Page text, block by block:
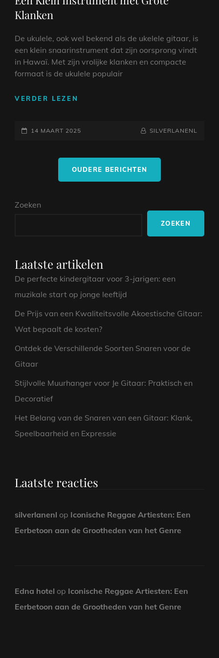
Klanken
De ukulele, ook wel bekend als de ukelele gitaar, is
een klein snaarinstrument dat zijn oorsprong vindt
in Hawaï. Met zijn vrolijke klanken en compacte
formaat is de ukulele populair
VERDER LEZEN
VAN
EEN
KLEIN
GEPLAATST
14 MAART 2025 NAAMREGEL
BYLINE
SILVERLANENL
Berichtnavigatie
OUDERE BERICHTEN
Zoeken
ZOEKEN
Laatste artikelen
De perfecte kindergitaar voor 3-jarigen: een
muzikale start op jonge leeftijd
De Prijs van een Kwaliteitsvolle Akoestische Gitaar:
Wat bepaalt de kosten?
Ontdek de Verschillende Soorten Snaren voor de
Gitaar
Stijlvolle Muurhanger voor Je Gitaar: Praktisch en
Decoratief
Het Belang van de Snaren van een Gitaar: Klank,
Speelbaarheid en Expressie
Laatste reacties
silverlanenl op Iconische Reggae Artiesten: Een
Eerbetoon aan de Grootheden van het Genre
Edna hotel op Iconische Reggae Artiesten: Een
Eerbetoon aan de Grootheden van het Genre